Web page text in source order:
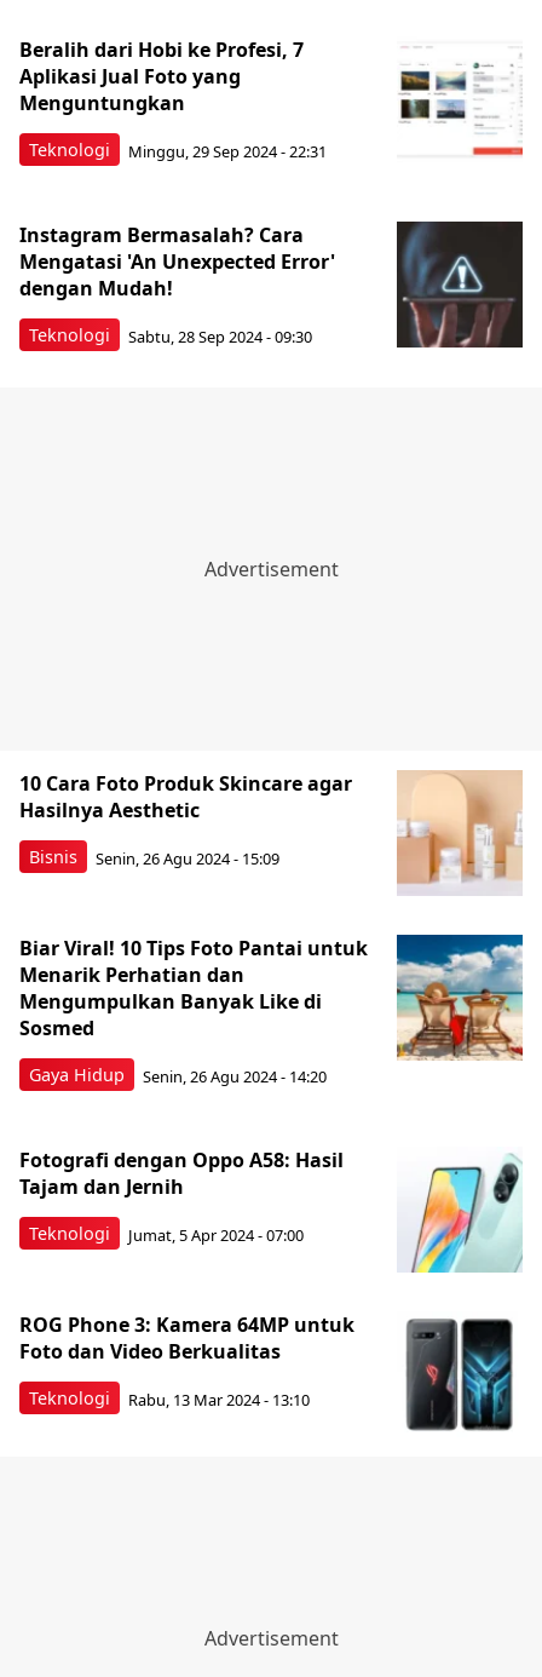
Teknologi
Beralih dari Hobi ke Profesi, 7
Aplikasi Jual Foto yang
Menguntungkan
Minggu, 29 Sep 2024 - 22:31
Teknologi
Instagram Bermasalah? Cara
Mengatasi 'An Unexpected Error'
dengan Mudah!
Sabtu, 28 Sep 2024 - 09:30
Bisnis
10 Cara Foto Produk Skincare agar
Hasilnya Aesthetic
Senin, 26 Agu 2024 - 15:09
Gaya Hidup
Biar Viral! 10 Tips Foto Pantai untuk
Menarik Perhatian dan
Mengumpulkan Banyak Like di
Sosmed
Senin, 26 Agu 2024 - 14:20
Teknologi
Fotografi dengan Oppo A58: Hasil
Tajam dan Jernih
Jumat, 5 Apr 2024 - 07:00
Teknologi
ROG Phone 3: Kamera 64MP untuk
Foto dan Video Berkualitas
Rabu, 13 Mar 2024 - 13:10